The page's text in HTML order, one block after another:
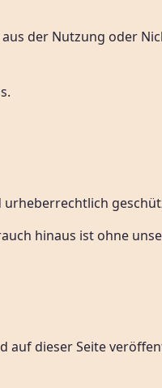
der Nutzung oder
urheberrechtlich
hinaus ist ohne
auf dieser Seite